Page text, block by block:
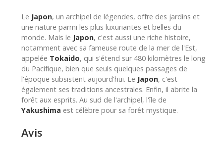
Le Japon, un archipel de légendes, offre des jardins et
une nature parmi les plus luxuriantes et belles du
monde. Mais le Japon, c'est aussi une riche histoire,
notamment avec sa fameuse route de la mer de l'Est,
appelée Tokaido, qui s'étend sur 480 kilomètres le long
du Pacifique, bien que seuls quelques passages de
l'époque subsistent aujourd'hui. Le Japon, c'est
également ses traditions ancestrales. Enfin, il abrite la
forêt aux esprits. Au sud de l'archipel, l'île de
Yakushima est célèbre pour sa forêt mystique.
Avis